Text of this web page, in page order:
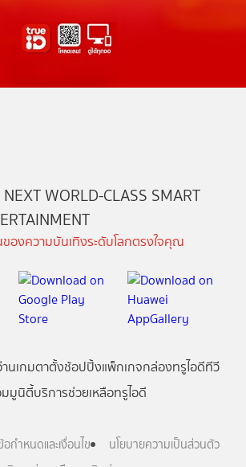
WORLD-CLASS SMART
องความบันเทิงระดับโลกตรงใจคุณ
นเกมตาตั้งช้อปปิ้งแพ็กเกจกล่องทรูไอดีทีวี
มูนิตี้บริการช่วยเหลือทรูไอดี
อกำหนดและเงื่อนไข
นโยบายความเป็นส่วนตัว